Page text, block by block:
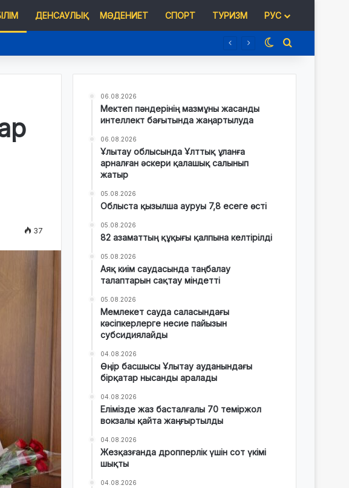
ДЕНСАУЛЫҚ МӘДЕНИЕТ СПОРТ ТУРИЗМ РУС
Switch skin
Іздеу
37
06.08.2026
Мектеп пәндерінің мазмұны жасанды
интеллект бағытында жаңартылуда
06.08.2026
Ұлытау облысында Ұлттық ұланға
арналған әскери қалашық салынып
жатыр
05.08.2026
Облыста қызылша ауруы 7,8 есеге өсті
05.08.2026
82 азаматтың құқығы қалпына келтірілді
05.08.2026
Аяқ киім саудасында таңбалау
талаптарын сақтау міндетті
05.08.2026
Мемлекет сауда саласындағы
кәсіпкерлерге несие пайызын
субсидиялайды
04.08.2026
Өңір басшысы Ұлытау ауданындағы
бірқатар нысанды аралады
04.08.2026
Елімізде жаз басталғалы 70 теміржол
вокзалы қайта жаңғыртылды
04.08.2026
Жезқазғанда дропперлік үшін сот үкімі
шықты
04.08.2026